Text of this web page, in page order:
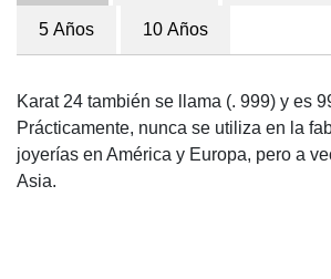
5 Años 10 Años
Karat 24 también se llama (. 999) y es
Prácticamente, nunca se utiliza en la
joyerías en América y Europa, pero a
Asia.